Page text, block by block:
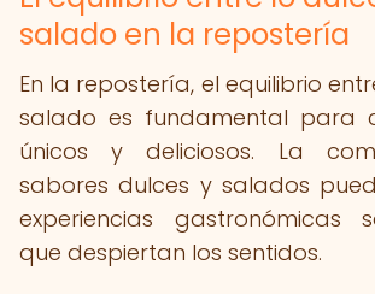
salado en la repostería
En la repostería, el equilibrio
salado es fundamental para
únicos y deliciosos. La
sabores dulces y salados
experiencias gastronómicas
que despiertan los sentidos.